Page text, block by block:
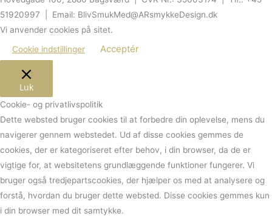
51920997 | Email: BlivSmukMed@ARsmykkeDesign.dk
Vi anvender cookies på sitet.
Cookie indstillinger
Acceptér
Luk
Cookie- og privatlivspolitik
Dette websted bruger cookies til at forbedre din oplevelse, mens du
navigerer gennem webstedet. Ud af disse cookies gemmes de
cookies, der er kategoriseret efter behov, i din browser, da de er
vigtige for, at websitetens grundlæggende funktioner fungerer. Vi
bruger også tredjepartscookies, der hjælper os med at analysere og
forstå, hvordan du bruger dette websted. Disse cookies gemmes kun
i din browser med dit samtykke.